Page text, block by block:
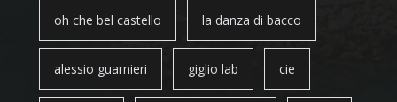
oh che bel castello la danza di bacco
alessio guarnieri giglio lab cie